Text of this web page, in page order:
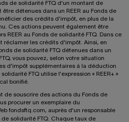
de solidarité FTQ d'un montant de
détenues dans un REER au Fonds de
des crédits d'impôt, en plus de la
Ces actions peuvent également être
REER au Fonds de solidarité FTQ. Dans ce
réclamer les crédits d'impôt. Ainsi, en
de solidarité FTQ détenues dans un
vous pouvez, selon votre situation
d'impôt supplémentaires à la déduction
FTQ utilise l'expression « REER+ »
bonifié.
de souscrire des actions du Fonds de
procurer un exemplaire du
fondsftq.com, auprès d'un responsable
de solidarité FTQ. Chaque taux de